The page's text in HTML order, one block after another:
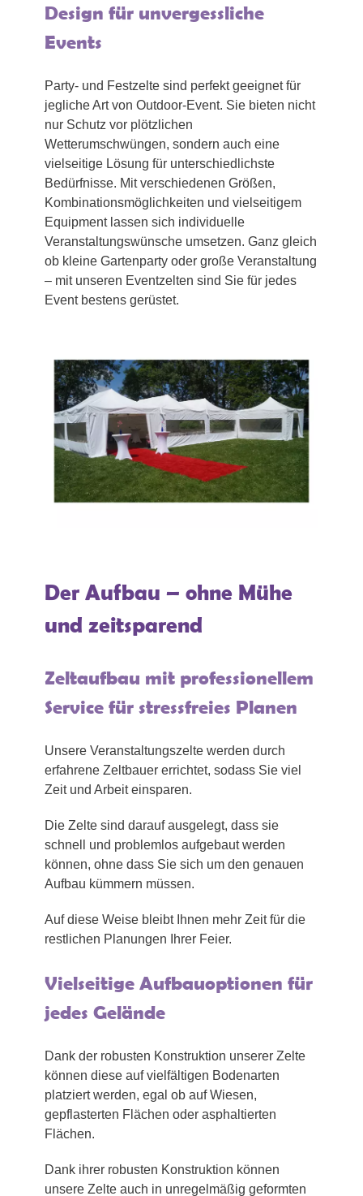
Design für unvergessliche
Events
Party- und Festzelte sind perfekt geeignet für
jegliche Art von Outdoor-Event. Sie bieten nicht
nur Schutz vor plötzlichen
Wetterumschwüngen, sondern auch eine
vielseitige Lösung für unterschiedlichste
Bedürfnisse. Mit verschiedenen Größen,
Kombinationsmöglichkeiten und vielseitigem
Equipment lassen sich individuelle
Veranstaltungswünsche umsetzen. Ganz gleich
ob kleine Gartenparty oder große Veranstaltung
– mit unseren Eventzelten sind Sie für jedes
Event bestens gerüstet.
Der Aufbau – ohne Mühe
und zeitsparend
Zeltaufbau mit professionellem
Service für stressfreies Planen
Unsere Veranstaltungszelte werden durch
erfahrene Zeltbauer errichtet, sodass Sie viel
Zeit und Arbeit einsparen.
Die Zelte sind darauf ausgelegt, dass sie
schnell und problemlos aufgebaut werden
können, ohne dass Sie sich um den genauen
Aufbau kümmern müssen.
Auf diese Weise bleibt Ihnen mehr Zeit für die
restlichen Planungen Ihrer Feier.
Vielseitige Aufbauoptionen für
jedes Gelände
Dank der robusten Konstruktion unserer Zelte
können diese auf vielfältigen Bodenarten
platziert werden, egal ob auf Wiesen,
gepflasterten Flächen oder asphaltierten
Flächen.
Dank ihrer robusten Konstruktion können
unsere Zelte auch in unregelmäßig geformten